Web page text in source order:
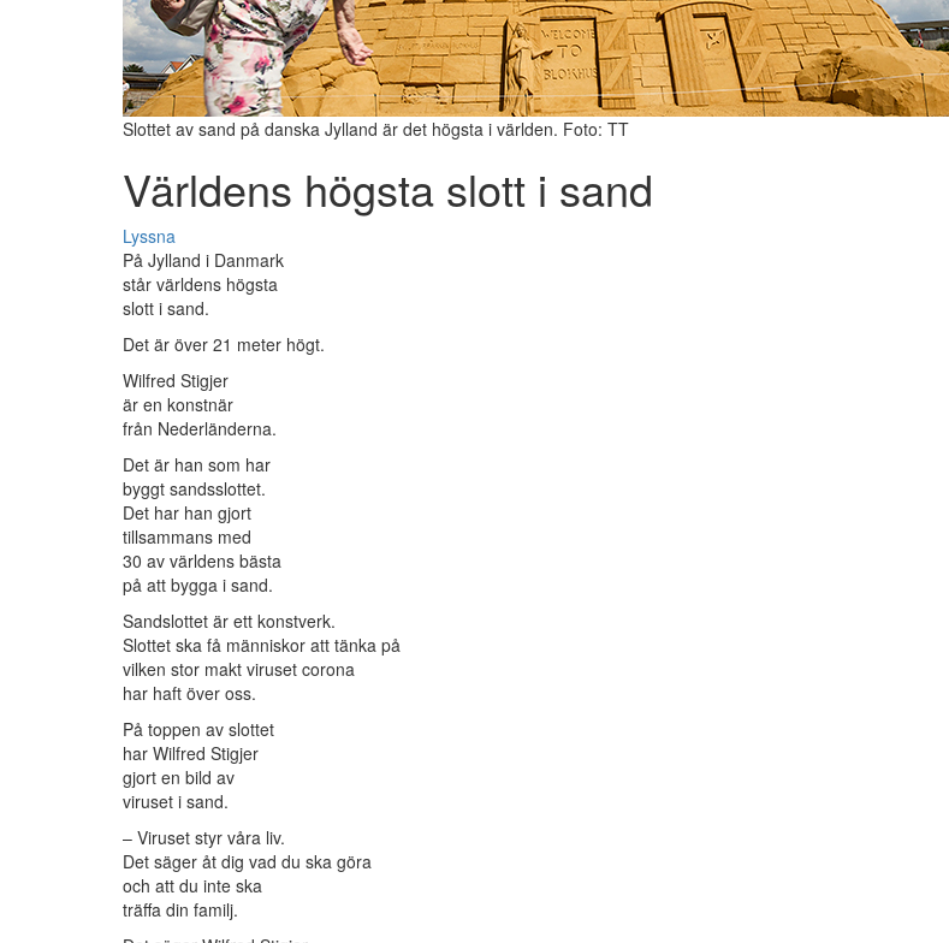
Slottet av sand på danska Jylland är det högsta i världen. Foto: TT
Världens högsta slott i sand
Lyssna
På Jylland i Danmark
står världens högsta
slott i sand.
Det är över 21 meter högt.
Wilfred Stigjer
är en konstnär
från Nederländerna.
Det är han som har
byggt sandsslottet.
Det har han gjort
tillsammans med
30 av världens bästa
på att bygga i sand.
Sandslottet är ett konstverk.
Slottet ska få människor att tänka på
vilken stor makt viruset corona
har haft över oss.
På toppen av slottet
har Wilfred Stigjer
gjort en bild av
viruset i sand.
– Viruset styr våra liv.
Det säger åt dig vad du ska göra
och att du inte ska
träffa din familj.